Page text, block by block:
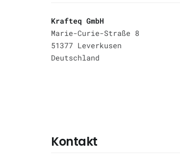
Krafteq GmbH
Marie-Curie-Straße 8
51377 Leverkusen
Deutschland
Kontakt